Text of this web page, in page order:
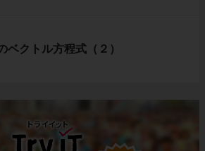
ベクトル方程式（２）